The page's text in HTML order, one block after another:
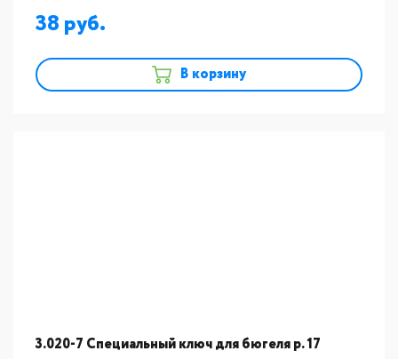
38
В корзину
3.020-7 Специальный ключ для бюгеля р. 17